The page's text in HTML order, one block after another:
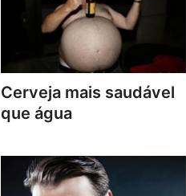
Cerveja mais saudável
que água